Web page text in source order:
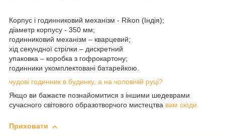
Корпус і годинниковий механізм - Rikon (Індія);
діаметр корпусу - 350 мм;
годинниковий механізм – кварцевий;
хід секундної стрілки – дискретний
упаковка – коробка з гофрокартону;
годинники укомплектовані батарейкою.
чудові годинник в будинку, а на чоловічій руці?
Якщо ви бажаєте познайомитися з іншими шедеврами
сучасного світового образотворчого мистецтва вам сюди.
Приховати